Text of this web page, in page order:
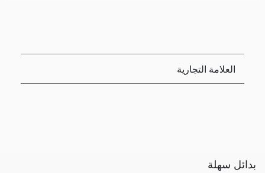
العلامة التجارية
بدائل سهلة